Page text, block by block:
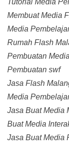
Tutorial Media
Membuat Media
Media
Rumah Flash
Pembuatan
Pembuatan swf
Jasa Flash
Media
Jasa Buat Media
Buat Media
Jasa Buat Media